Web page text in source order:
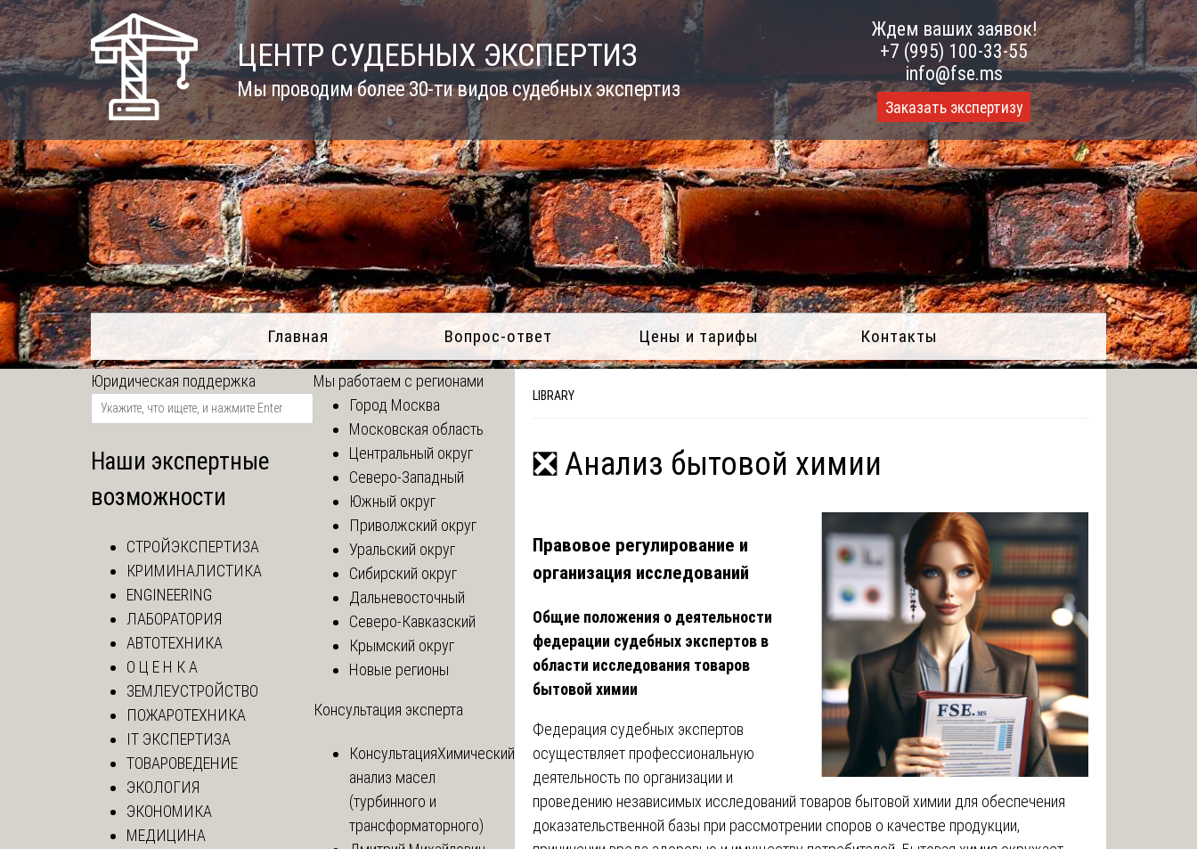
Skip
to
content
ЦЕНТР СУДЕБНЫХ ЭКСПЕРТИЗ
Мы проводим более 30-ти видов судебных экспертиз
Ждем ваших заявок!
+7 (995) 100-33-55
info@fse.ms
Заказать экспертизу
Главная Вопрос-ответ Цены и тарифы Контакты
LIBRARY
❎ Анализ бытовой химии
Правовое регулирование и
организация исследований
Общие положения о деятельности
федерации судебных экспертов в
области исследования товаров
бытовой химии
Федерация судебных экспертов
осуществляет профессиональную
деятельность по организации и
проведению независимых исследований товаров бытовой химии для обеспечения
доказательственной базы при рассмотрении споров о качестве продукции,
Юридическая поддержка
Наши экспертные
возможности
СТРОЙЭКСПЕРТИЗА
КРИМИНАЛИСТИКА
ENGINEERING
ЛАБОРАТОРИЯ
АВТОТЕХНИКА
О Ц Е Н К А
ЗЕМЛЕУСТРОЙСТВО
ПОЖАРОТЕХНИКА
IT ЭКСПЕРТИЗА
ТОВАРОВЕДЕНИЕ
ЭКОЛОГИЯ
ЭКОНОМИКА
МЕДИЦИНА
Мы работаем с регионами
Город Москва
Московская область
Центральный округ
Северо-Западный
Южный округ
Приволжский округ
Уральский округ
Сибирский округ
Дальневосточный
Северо-Кавказский
Крымский округ
Новые регионы
Консультация эксперта
КонсультацияХимический
анализ масел
(турбинного и
трансформаторного)